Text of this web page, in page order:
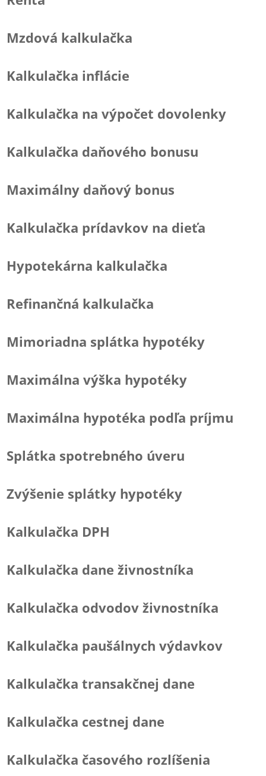
Mzdová kalkulačka
Kalkulačka inflácie
Kalkulačka na výpočet dovolenky
Kalkulačka daňového bonusu
Maximálny daňový bonus
Kalkulačka prídavkov na dieťa
Hypotekárna kalkulačka
Refinančná kalkulačka
Mimoriadna splátka hypotéky
Maximálna výška hypotéky
Maximálna hypotéka podľa príjmu
Splátka spotrebného úveru
Zvýšenie splátky hypotéky
Kalkulačka DPH
Kalkulačka dane živnostníka
Kalkulačka odvodov živnostníka
Kalkulačka paušálnych výdavkov
Kalkulačka transakčnej dane
Kalkulačka cestnej dane
Kalkulačka časového rozlíšenia